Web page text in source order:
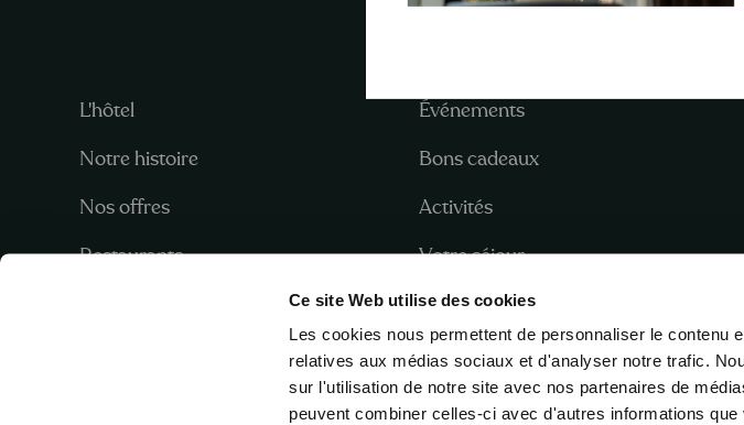
Ce site Web utilise des cookies
Les cookies nous permettent de personnaliser le contenu
relatives aux médias sociaux et d'analyser notre trafic.
sur l'utilisation de notre site avec nos partenaires de
peuvent combiner celles-ci avec d'autres informations
L'hôtel
Notre histoire
Nos offres
Restaurants
Événements
Bons cadeaux
Activités
Votre séjour
Mariage
Actualités
Jobs